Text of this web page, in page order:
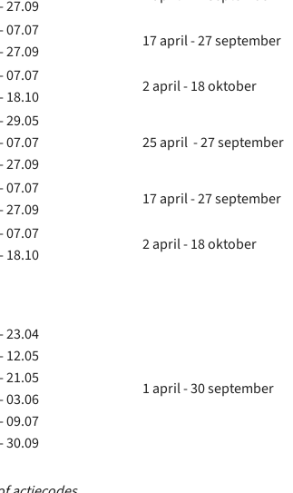
27.09
07.07
27.09
17 april - 27 september
07.07
18.10
2 april - 18 oktober
29.05
07.07
27.09
25 april - 27 september
07.07
27.09
17 april - 27 september
07.07
18.10
2 april - 18 oktober
23.04
12.05
21.05
03.06
09.07
30.09
1 april - 30 september